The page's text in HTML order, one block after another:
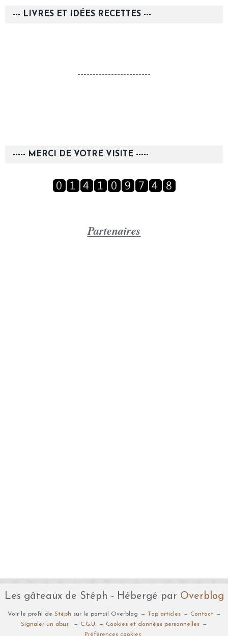
--- LIVRES ET IDÉES RECETTES ---
------------------------
----- MERCI DE VOTRE VISITE -----
Partenaires
Les gâteaux de Stéph - Hébergé par Overblog
Voir le profil de Stéph sur le portail Overblog Top articles
Contact
Signaler un abus
C.G.U.
Cookies et données personnelles
Préférences cookies